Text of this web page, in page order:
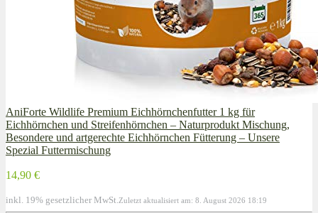
AniForte Wildlife Premium Eichhörnchenfutter 1 kg für
Eichhörnchen und Streifenhörnchen – Naturprodukt Mischung,
Besondere und artgerechte Eichhörnchen Fütterung – Unsere
Spezial Futtermischung
14,90 €
inkl. 19% gesetzlicher MwSt. Zuletzt aktualisiert am: 8. August 2026 18:19